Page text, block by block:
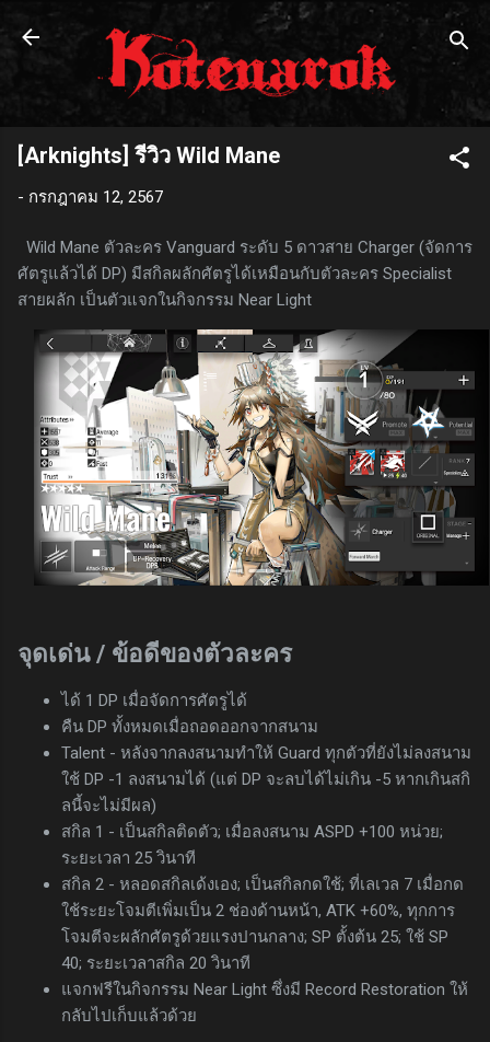
ข้ามไปที่เนื้อหาหลัก
[Arknights] รีวิว Wild Mane
- กรกฎาคม 12, 2567
Wild Mane ตัวละคร Vanguard ระดับ 5 ดาวสาย Charger (จัดการ
ศัตรูแล้วได้ DP) มีสกิลผลักศัตรูได้เหมือนกับตัวละคร Specialist
สายผลัก เป็นตัวแจกในกิจกรรม Near Light
จุดเด่น / ข้อดีของตัวละคร
ได้ 1 DP เมื่อจัดการศัตรูได้
คืน DP ทั้งหมดเมื่อถอดออกจากสนาม
Talent - หลังจากลงสนามทำให้ Guard ทุกตัวที่ยังไม่ลงสนาม
ใช้ DP -1 ลงสนามได้ (แต่ DP จะลบได้ไม่เกิน -5 หากเกินสกิ
ลนี้จะไม่มีผล)
สกิล 1 - เป็นสกิลติดตัว; เมื่อลงสนาม ASPD +100 หน่วย;
ระยะเวลา 25 วินาที
สกิล 2 - หลอดสกิลเด้งเอง; เป็นสกิลกดใช้; ที่เลเวล 7 เมื่อกด
ใช้ระยะโจมตีเพิ่มเป็น 2 ช่องด้านหน้า, ATK +60%, ทุกการ
โจมตีจะผลักศัตรูด้วยแรงปานกลาง; SP ตั้งต้น 25; ใช้ SP
40; ระยะเวลาสกิล 20 วินาที
แจกฟรีในกิจกรรม Near Light ซึ่งมี Record Restoration ให้
กลับไปเก็บแล้วด้วย